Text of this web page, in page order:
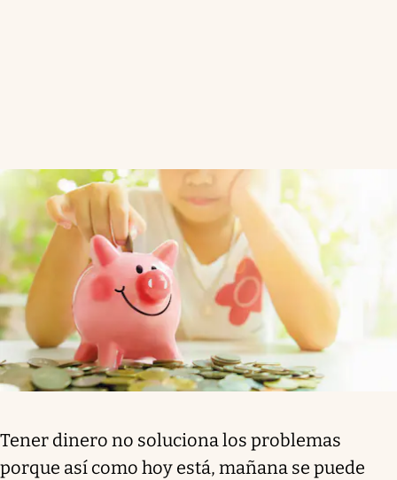
Tener dinero no soluciona los problemas
porque así como hoy está, mañana se puede